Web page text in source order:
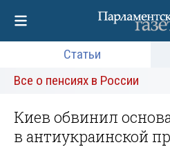
Статьи
Все о пенсиях в России
Киев обвинил
в антиукраинской